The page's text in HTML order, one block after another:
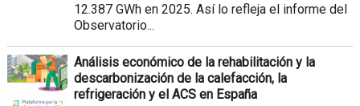
12.387 GWh en 2025. Así lo refleja el informe del
Observatorio...
Análisis económico de la rehabilitación y la
descarbonización de la calefacción, la
refrigeración y el ACS en España